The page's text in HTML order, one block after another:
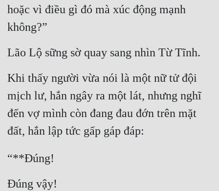
hoặc vì điều gì đó mà xúc động mạnh
không?”
Lão Lộ sững sờ quay sang nhìn Từ Tĩnh.
Khi thấy người vừa nói là một nữ tử đội
mịch lư, hắn ngây ra một lát, nhưng nghĩ
đến vợ mình còn đang đau đớn trên mặt
đất, hắn lập tức gấp gáp đáp:
“**Đúng!
Đúng vậy!